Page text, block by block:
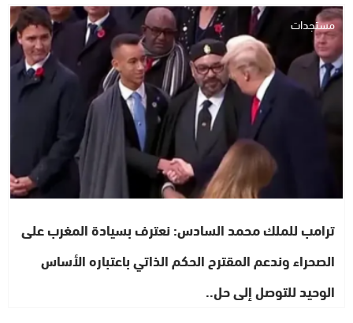
مستجدات
ترامب للملك محمد السادس: نعترف بسيادة المغرب على
الصحراء وندعم المقترح الحكم الذاتي باعتباره الأساس
الوحيد للتوصل إلى حل..